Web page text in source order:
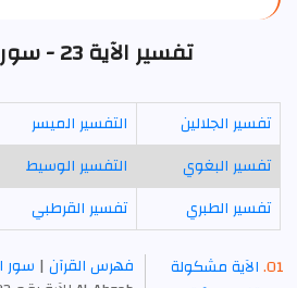
تفسير الآية 23 - سورة الأحزاب
تفسير الجلالين التفسير الميسر
تفسير البغوي
التفسير الوسيط
تفسير الطبري
تفسير القرطبي
الآية مشكولة
فهرس القرآن | سور